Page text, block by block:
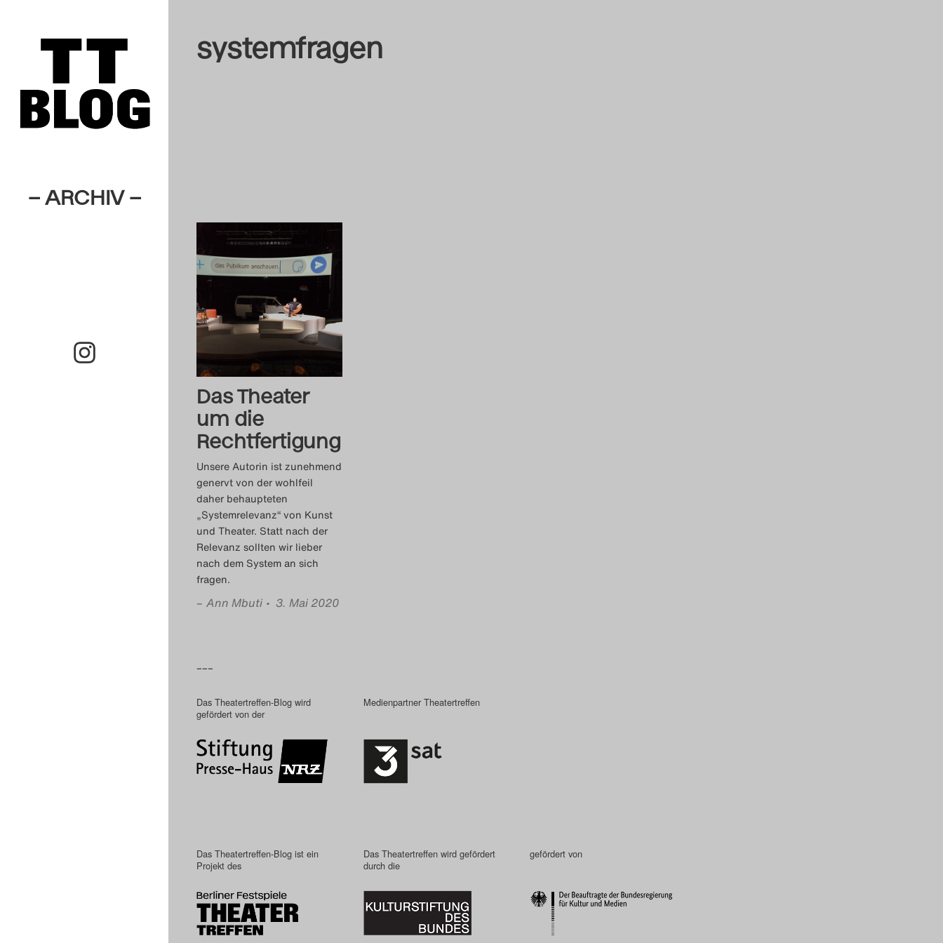
– ARCHIV –
systemfragen
Das Theater
um die
Rechtfertigung
Unsere Autorin ist zunehmend
genervt von der wohlfeil
daher behaupteten
„Systemrelevanz“ von Kunst
und Theater. Statt nach der
Relevanz sollten wir lieber
nach dem System an sich
fragen.
– Ann Mbuti • 3. Mai 2020
–––
Das Theatertreffen-Blog wird
gefördert von der
Medienpartner Theatertreffen
Das Theatertreffen-Blog ist ein
Projekt des
Das Theatertreffen wird gefördert
durch die
gefördert von